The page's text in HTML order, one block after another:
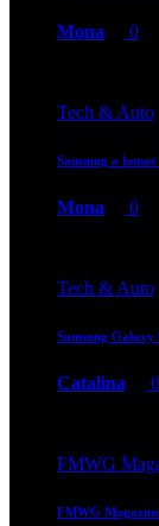
Mona 0
Tech & Auto
Samsung a
Mona 0
Tech & Auto
Samsung
Catalina 0
FMWG
FMWG